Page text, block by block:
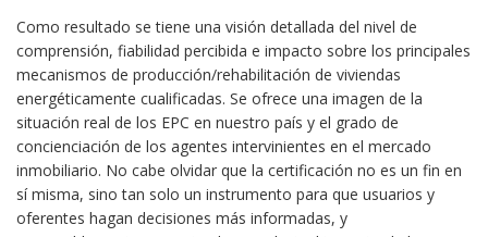
Como resultado se tiene una visión detallada del nivel de
comprensión, fiabilidad percibida e impacto sobre los principales
mecanismos de producción/rehabilitación de viviendas
energéticamente cualificadas. Se ofrece una imagen de la
situación real de los EPC en nuestro país y el grado de
concienciación de los agentes intervinientes en el mercado
inmobiliario. No cabe olvidar que la certificación no es un fin en
sí misma, sino tan solo un instrumento para que usuarios y
oferentes hagan decisiones más informadas, y